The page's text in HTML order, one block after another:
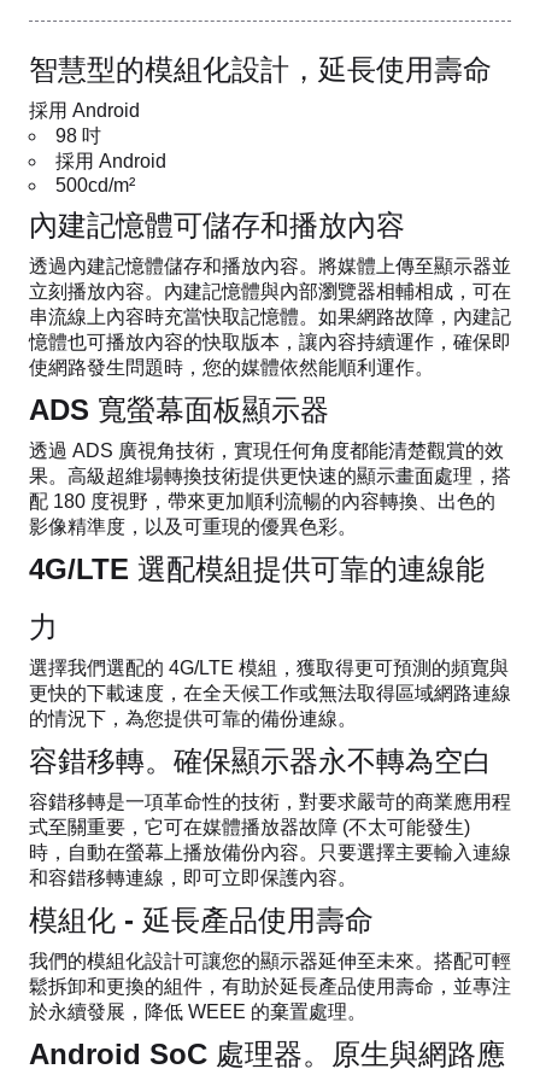
智慧型的模組化設計，延長使用壽命
採用 Android
98 吋
採用 Android
500cd/m²
內建記憶體可儲存和播放內容
透過內建記憶體儲存和播放內容。將媒體上傳至顯示器並
立刻播放內容。內建記憶體與內部瀏覽器相輔相成，可在
串流線上內容時充當快取記憶體。如果網路故障，內建記
憶體也可播放內容的快取版本，讓內容持續運作，確保即
使網路發生問題時，您的媒體依然能順利運作。
ADS 寬螢幕面板顯示器
透過 ADS 廣視角技術，實現任何角度都能清楚觀賞的效
果。高級超維場轉換技術提供更快速的顯示畫面處理，搭
配 180 度視野，帶來更加順利流暢的內容轉換、出色的
影像精準度，以及可重現的優異色彩。
4G/LTE 選配模組提供可靠的連線能
力
選擇我們選配的 4G/LTE 模組，獲取得更可預測的頻寬與
更快的下載速度，在全天候工作或無法取得區域網路連線
的情況下，為您提供可靠的備份連線。
容錯移轉。確保顯示器永不轉為空白
容錯移轉是一項革命性的技術，對要求嚴苛的商業應用程
式至關重要，它可在媒體播放器故障 (不太可能發生)
時，自動在螢幕上播放備份內容。只要選擇主要輸入連線
和容錯移轉連線，即可立即保護內容。
模組化 - 延長產品使用壽命
我們的模組化設計可讓您的顯示器延伸至未來。搭配可輕
鬆拆卸和更換的組件，有助於延長產品使用壽命，並專注
於永續發展，降低 WEEE 的棄置處理。
Android SoC 處理器。原生與網路應